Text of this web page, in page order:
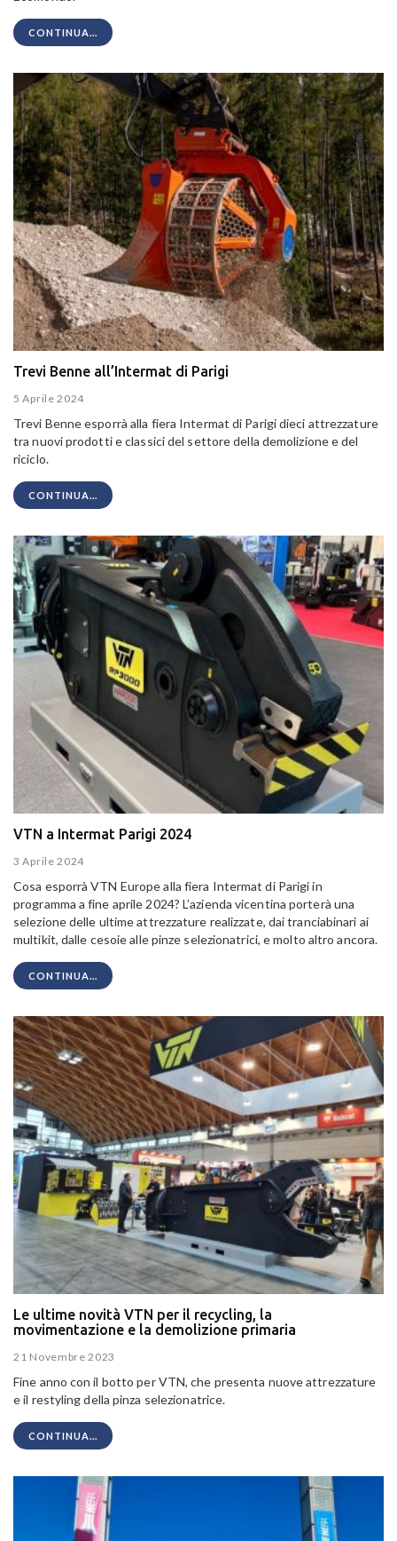
CONTINUA...
Trevi Benne all’Intermat di Parigi
5 Aprile 2024
Trevi Benne esporrà alla fiera Intermat di Parigi dieci attrezzature
tra nuovi prodotti e classici del settore della demolizione e del
riciclo.
CONTINUA...
VTN a Intermat Parigi 2024
3 Aprile 2024
Cosa esporrà VTN Europe alla fiera Intermat di Parigi in
programma a fine aprile 2024? L’azienda vicentina porterà una
selezione delle ultime attrezzature realizzate, dai tranciabinari ai
multikit, dalle cesoie alle pinze selezionatrici, e molto altro ancora.
CONTINUA...
Le ultime novità VTN per il recycling, la
movimentazione e la demolizione primaria
21 Novembre 2023
Fine anno con il botto per VTN, che presenta nuove attrezzature
e il restyling della pinza selezionatrice.
CONTINUA...